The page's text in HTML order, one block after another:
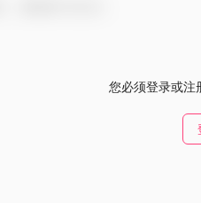
您必须登录或注